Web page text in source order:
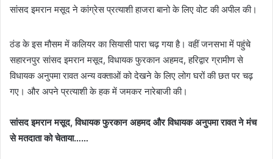
सांसद इमरान मसूद ने कांग्रेस प्रत्याशी हाजरा बानो के लिए वोट की अपील की।
ठंड के इस मौसम में कलियर का सियासी पारा चढ़ गया है। वहीं जनसभा में पहुंचे
सहारनपुर सांसद इमरान मसूद, विधायक फुरकान अहमद, हरिद्वार ग्रामीण से
विधायक अनुपमा रावत अन्य वक्ताओं को देखने के लिए लोग घरों की छत पर चढ़
गए। और अपने प्रत्याशी के हक में जमकर नारेबाजी की।
सांसद इमरान मसूद, विधायक फुरकान अहमद और विधायक अनुपमा रावत ने मंच
से मतदाता को चेताया……